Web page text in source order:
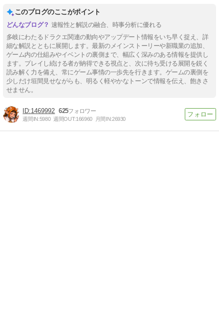
このブログのここがポイント
速報性と解説の融合、時事分析に優れる
多岐にわたるドラクエ関連の動向やアップデート情報をいち早く捉え、詳
細な解説とともに展開します。最新のメインストーリーや新職業の追加、
ゲーム内の仕組みやイベントの裏側まで、幅広く深みのある情報を提供し
ます。プレイし続ける者が納得できる視点と、次に待ち受ける展開を鋭く
読み解く力を備え、常にゲーム事情の一歩先を行きます。ゲームの裏側を
少しだけ垣間見せながらも、明るく軽やかなトーンで情報を伝え、飽きさ
せません。
1469992 625
週間IN:5980 週間OUT:166960 月間IN:26930